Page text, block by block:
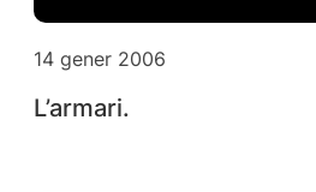
14 gener 2006
L’armari.